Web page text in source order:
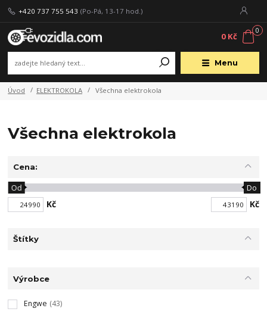
Menu
+420 737 755 543 (Po-Pá, 13-17 hod.)
0
0 Kč
Úvod ELEKTROKOLA Všechna elektrokola
Všechna elektrokola
Cena:
Kč
Od Do
Kč
Štítky
Výrobce
Engwe (43)